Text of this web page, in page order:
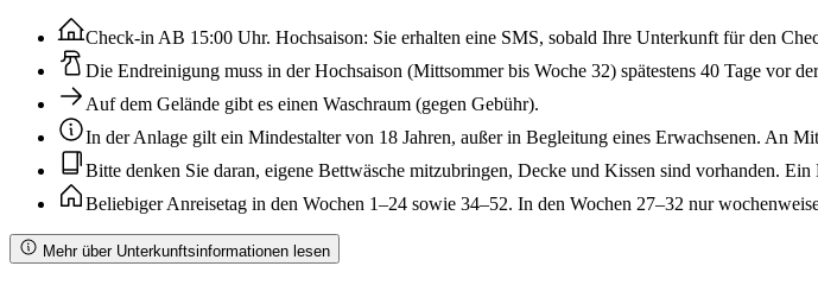
Check-in AB 15:00 Uhr. Hochsaison: Sie erhalten eine SMS, sobald Ihre Unterkunft für den
Die Endreinigung muss in der Hochsaison (Mittsommer bis Woche 32) spätestens 40 Tage vor
Auf dem Gelände gibt es einen Waschraum (gegen Gebühr).
In der Anlage gilt ein Mindestalter von 18 Jahren, außer in Begleitung eines Erwachsenen. An
Bitte denken Sie daran, eigene Bettwäsche mitzubringen, Decke und Kissen sind vorhanden. Ein
Beliebiger Anreisetag in den Wochen 1–24 sowie 34–52. In den Wochen 27–32 nur
Mehr über Unterkunftsinformationen lesen